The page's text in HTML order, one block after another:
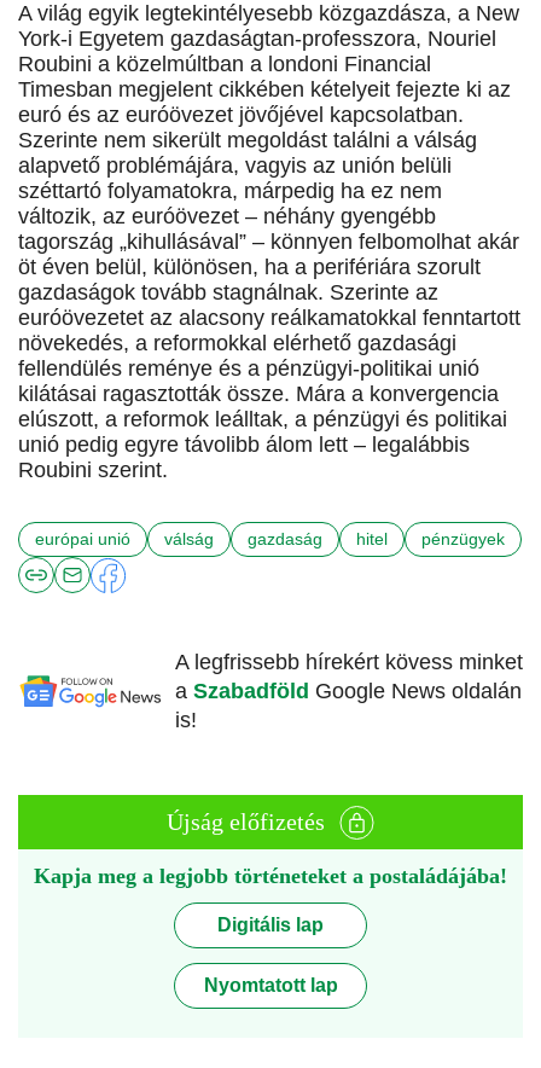
A világ egyik legtekintélyesebb közgazdásza, a New
York-i Egyetem gazdaságtan-professzora, Nouriel
Roubini a közelmúltban a londoni Financial
Timesban megjelent cikkében kételyeit fejezte ki az
euró és az euróövezet jövőjével kapcsolatban.
Szerinte nem sikerült megoldást találni a válság
alapvető problémájára, vagyis az unión belüli
széttartó folyamatokra, márpedig ha ez nem
változik, az euróövezet – néhány gyengébb
tagország „kihullásával” – könnyen felbomolhat akár
öt éven belül, különösen, ha a perifériára szorult
gazdaságok tovább stagnálnak. Szerinte az
euróövezetet az alacsony reálkamatokkal fenntartott
növekedés, a reformokkal elérhető gazdasági
fellendülés reménye és a pénzügyi-politikai unió
kilátásai ragasztották össze. Mára a konvergencia
elúszott, a reformok leálltak, a pénzügyi és politikai
unió pedig egyre távolibb álom lett – legalábbis
Roubini szerint.
európai unió válság gazdaság hitel pénzügyek
A legfrissebb hírekért kövess minket
a Szabadföld Google News oldalán
is!
Újság előfizetés
Kapja meg a legjobb történeteket a postaládájába!
Digitális lap
Nyomtatott lap